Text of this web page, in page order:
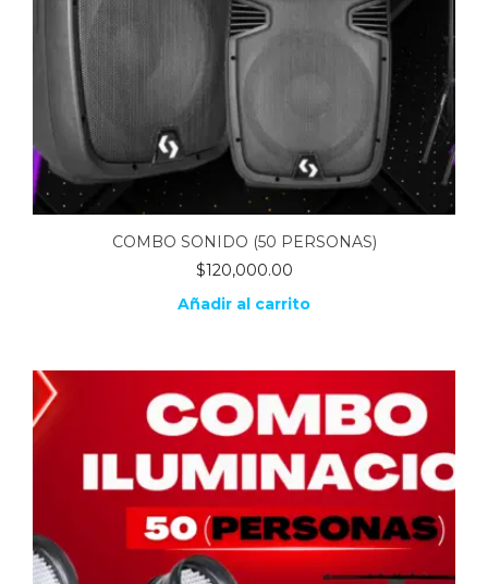
COMBO SONIDO (50 PERSONAS)
$120,000.00
Añadir al carrito